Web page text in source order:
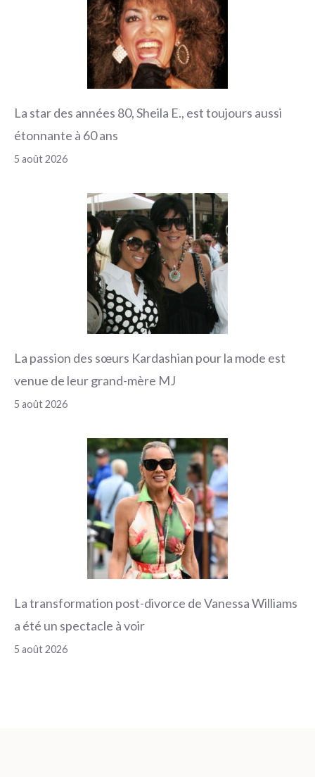
La star des années 80, Sheila E., est toujours aussi
étonnante à 60 ans
5 août 2026
La passion des sœurs Kardashian pour la mode est
venue de leur grand-mère MJ
5 août 2026
La transformation post-divorce de Vanessa Williams
a été un spectacle à voir
5 août 2026